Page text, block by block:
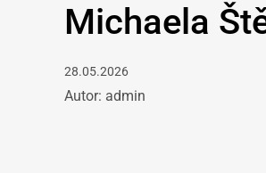
Michaela
28.05.2026
Autor: admin